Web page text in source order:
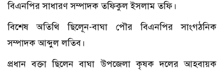
বিএনপির সাধারণ সম্পাদক তফিকুল ইসলাম তফি।
বিশেষ অতিথি ছিলেূন-বাঘা পৌর বিএনপির সাংগঠনিক
সম্পাদক আব্দুল লতিব।
প্রধান বক্তা ছিলেন বাঘা উপজেলা কৃষক দলের আহবায়ক